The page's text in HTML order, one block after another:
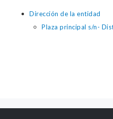
Dirección de la entidad
Plaza principal s/n-